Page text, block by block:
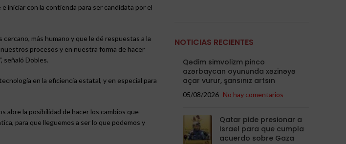
iniciar con la contienda para ser candidata por el
más humano y que le dé respuestas a la
procesos y en nuestra forma de hacer
señaló Dobles.
en la eficiencia estatal, y en especial para
abre la posibilidad de hacer los cambios que
para que lleguemos a ser lo que podemos y
NOTICIAS RECIENTES
Qədim simvolizm pinco
azərbaycan oyununda xəzinəyə
açar vurur, şansınız artsın
05/08/2026 No hay comentarios
Qatar pide presionar a
Israel para que cumpla
acuerdo sobre Gaza